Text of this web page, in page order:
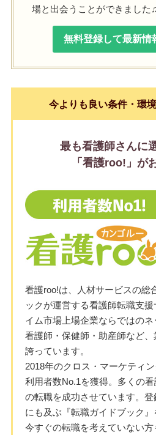
場と出会うことができました
無料登録して最新情
今よりも良い条件・環
最も看護師さんに
「看護roo!」が
看護roo!は、人材サービスの総
ックが運営する看護師転職支
イム市場上場企業ならではのネ
看護師・保健師・助産師など
誇っています。
2018年のクロス・マーケティ
利用者数No.1を獲得。多くの
の転職を成功させています。
にも及ぶ『転職ガイドブック』
今すぐの転職を考えていない